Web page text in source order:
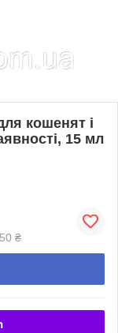
кошенят і
15 мл
₴